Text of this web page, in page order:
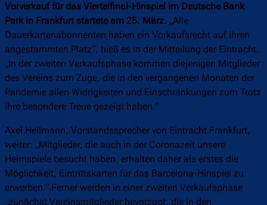
Vorverkauf für das Viertelfinal-Hinspiel im Deutsche Bank
Park in Frankfurt startete am 25. März. „Alle
Dauerkartenabonnenten haben ein Vorkaufsrecht auf ihren
angestammten Platz“, hieß es in der Mitteilung der Eintracht.
„In der zweiten Verkaufsphase kommen diejenigen Mitglieder
des Vereins zum Zuge, die in den vergangenen Monaten der
Pandemie allen Widrigkeiten und Einschränkungen zum Trotz
ihre besondere Treue gezeigt haben.“
Axel Hellmann, Vorstandssprecher von Eintracht Frankfurt,
weiter: „Mitglieder, die auch in der Coronazeit unsere
Heimspiele besucht haben, erhalten daher als erstes die
Möglichkeit, Eintrittskarten für das Barcelona-Hinspiel zu
erwerben.“ Ferner werden in einer zweiten Verkaufsphase
„zunächst Vereinsmitglieder bevorzugt, die in den